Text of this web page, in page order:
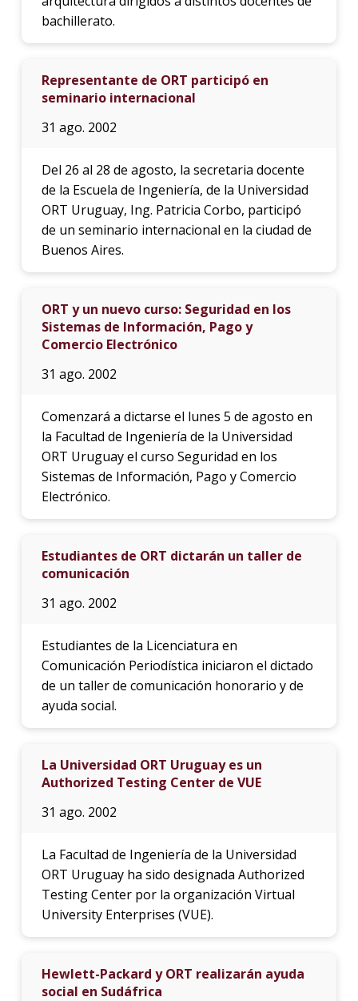
bachillerato.
Representante de ORT participó en
seminario internacional
31 ago. 2002
Del 26 al 28 de agosto, la secretaria docente
de la Escuela de Ingeniería, de la Universidad
ORT Uruguay, Ing. Patricia Corbo, participó
de un seminario internacional en la ciudad de
Buenos Aires.
ORT y un nuevo curso: Seguridad en los
Sistemas de Información, Pago y
Comercio Electrónico
31 ago. 2002
Comenzará a dictarse el lunes 5 de agosto en
la Facultad de Ingeniería de la Universidad
ORT Uruguay el curso Seguridad en los
Sistemas de Información, Pago y Comercio
Electrónico.
Estudiantes de ORT dictarán un taller de
comunicación
31 ago. 2002
Estudiantes de la Licenciatura en
Comunicación Periodística iniciaron el dictado
de un taller de comunicación honorario y de
ayuda social.
La Universidad ORT Uruguay es un
Authorized Testing Center de VUE
31 ago. 2002
La Facultad de Ingeniería de la Universidad
ORT Uruguay ha sido designada Authorized
Testing Center por la organización Virtual
University Enterprises (VUE).
Hewlett-Packard y ORT realizarán ayuda
social en Sudáfrica